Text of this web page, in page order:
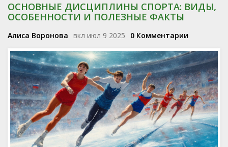
ОСНОВНЫЕ ДИСЦИПЛИНЫ СПОРТА: ВИДЫ,
ОСОБЕННОСТИ И ПОЛЕЗНЫЕ ФАКТЫ
Алиса Воронова вкл июл 9 2025 0 Комментарии